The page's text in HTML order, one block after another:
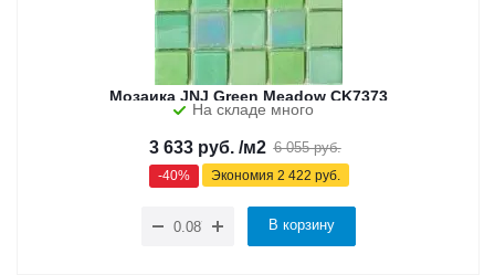
Мозаика JNJ Green Meadow CK7373
На складе много
3 633руб. /м2 6 055руб.
-40% Экономия 2 422 руб.
В корзину